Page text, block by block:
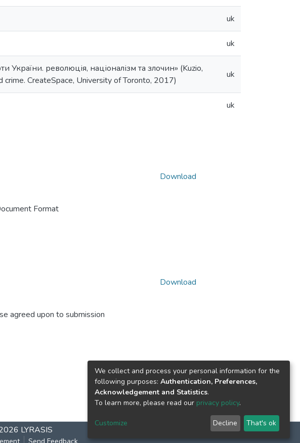
uk
uk
України. революція, націоналізм та злочин» (Kuzio,
crime. CreateSpace, University of Toronto, 2017)
uk
uk
Format
Download
agreed upon to submission
Download
LYRASIS
We collect and process your personal information for the
following purposes: Authentication, Preferences,
Acknowledgement and Statistics.
To learn more, please read our privacy policy.
Customize Decline That's ok